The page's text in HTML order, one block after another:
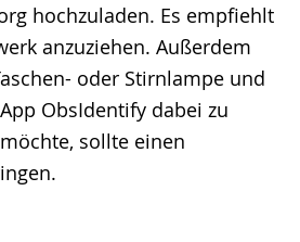
hochzuladen. Es empfiehlt
anzuziehen. Außerdem
oder Stirnlampe und
ObsIdentify dabei zu
sollte einen